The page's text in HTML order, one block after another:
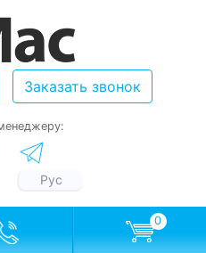
Заказать звонок
Рус
0